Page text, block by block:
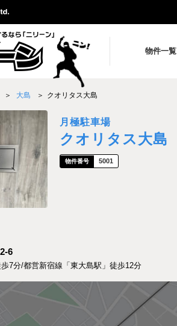
物件一覧
大島 クオリタス大島
月極駐車場
クオリタス大島
5001
6
7分/都営新宿線「東大島駅」徒歩12分